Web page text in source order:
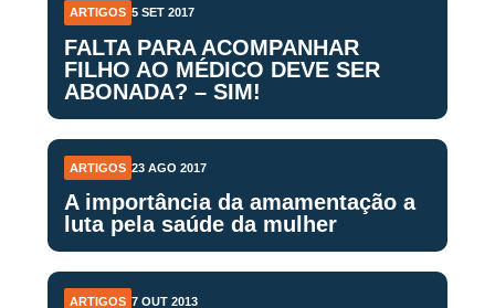
ARTIGOS 5 SET 2017
FALTA PARA ACOMPANHAR
FILHO AO MÉDICO DEVE SER
ABONADA? – SIM!
ARTIGOS 23 AGO 2017
A importância da amamentação a
luta pela saúde da mulher
ARTIGOS 7 OUT 2013